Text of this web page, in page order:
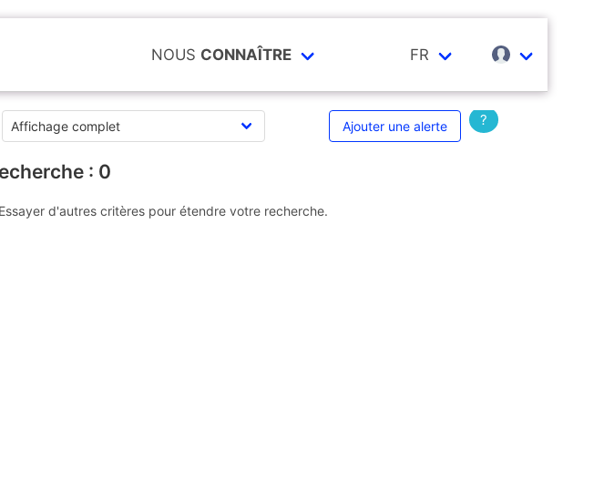
NOUS CONNAÎTRE FR
Ajouter une alerte ?
: 0
d'autres critères pour étendre votre recherche.